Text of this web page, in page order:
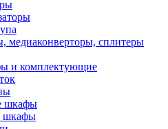
медиаконверторы, сплитеры
и комплектующие
шкафы
шкафы